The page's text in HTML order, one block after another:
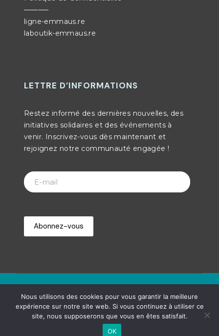
———–
ligne-emmaus.re
laboutik-emmaus.re
LETTRE D’INFORMATIONS
Restez informé des dernières nouvelles, des
initiatives solidaires et des événements à
venir. Inscrivez-vous dès maintenant et
rejoignez notre communauté engagée !
Netdev Creative Solution
Nous utilisons des cookies pour vous garantir la meilleure
expérience sur notre site web. Si vous continuez à utiliser ce
site, nous supposerons que vous en êtes satisfait.
OK